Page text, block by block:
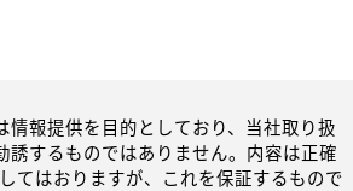
情報提供を目的としており、当社取り扱
誘するものではありません。内容は正確
てはおりますが、これを保証するもので